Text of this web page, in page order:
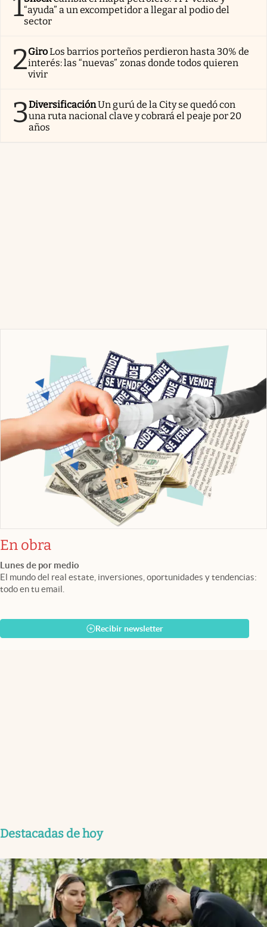
“ayuda” a un excompetidor a llegar al podio del
sector
2GiroLos barrios porteños perdieron hasta 30% de
interés: las “nuevas” zonas donde todos quieren
vivir
3DiversificaciónUn gurú de la City se quedó con
una ruta nacional clave y cobrará el peaje por 20
años
En obra
Lunes de por medio
El mundo del real estate, inversiones, oportunidades y tendencias:
todo en tu email.
Recibir newsletter
Destacadas de hoy